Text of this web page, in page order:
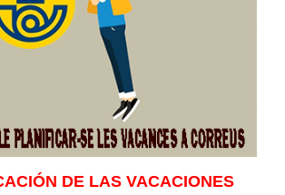
DE LAS VACACIONES